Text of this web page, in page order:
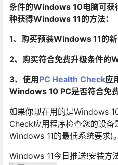
条件的Windows 10电脑可获
种获得Windows 11的方法：
1、购买预装Windows 11的新
2、购买符合免费升级条件的
3、使用PC Health Check应
Windows 10 PC是否符合免费
如果你现在用的是Windows
Check应用程序检查您的设备
Windows 11的最低系统要求)。
Windows 11今日推送!安装方